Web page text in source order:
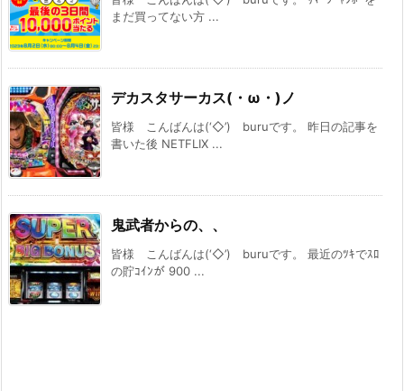
まだ買ってない方 ...
デカスタサーカス(・ω・)ノ
皆様 こんばんは(‘◇’)ゞburuです。 昨日の記事を
書いた後 NETFLIX ...
鬼武者からの、、
皆様 こんばんは(‘◇’)ゞburuです。 最近のﾂｷでｽﾛ
の貯ｺｲﾝが 900 ...